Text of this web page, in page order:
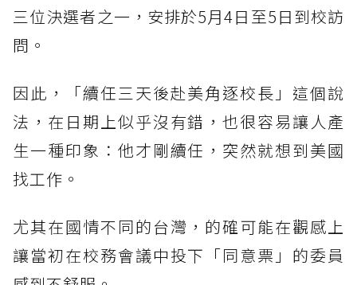
三位決選者之一，安排於5月4日至5日到校訪
問。
因此，「續任三天後赴美角逐校長」這個說
法，在日期上似乎沒有錯，也很容易讓人產
生一種印象：他才剛續任，突然就想到美國
找工作。
尤其在國情不同的台灣，的確可能在觀感上
讓當初在校務會議中投下「同意票」的委員